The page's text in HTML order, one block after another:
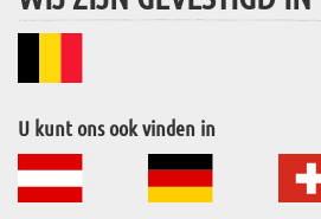
U kunt ons ook vinden in